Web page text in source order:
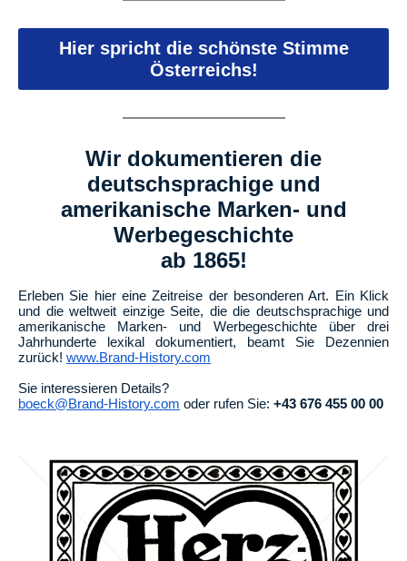
Hier spricht die schönste Stimme
Österreichs!
Wir dokumentieren die
deutschsprachige und
amerikanische Marken- und
Werbegeschichte
ab 1865!
Erleben Sie hier eine Zeitreise der besonderen Art. Ein Klick
und die weltweit einzige Seite, die die deutschsprachige und
amerikanische Marken- und Werbegeschichte über drei
Jahrhunderte lexikal dokumentiert, beamt Sie Dezennien
zurück! www.Brand-History.com
Sie interessieren Details?
boeck@Brand-History.com oder rufen Sie: +43 676 455 00 00